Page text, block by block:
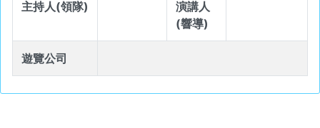
主持人(領隊)
演講人
(響導)
遊覽公司